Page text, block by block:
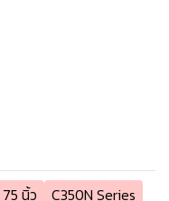
นิ้ว C350N Series